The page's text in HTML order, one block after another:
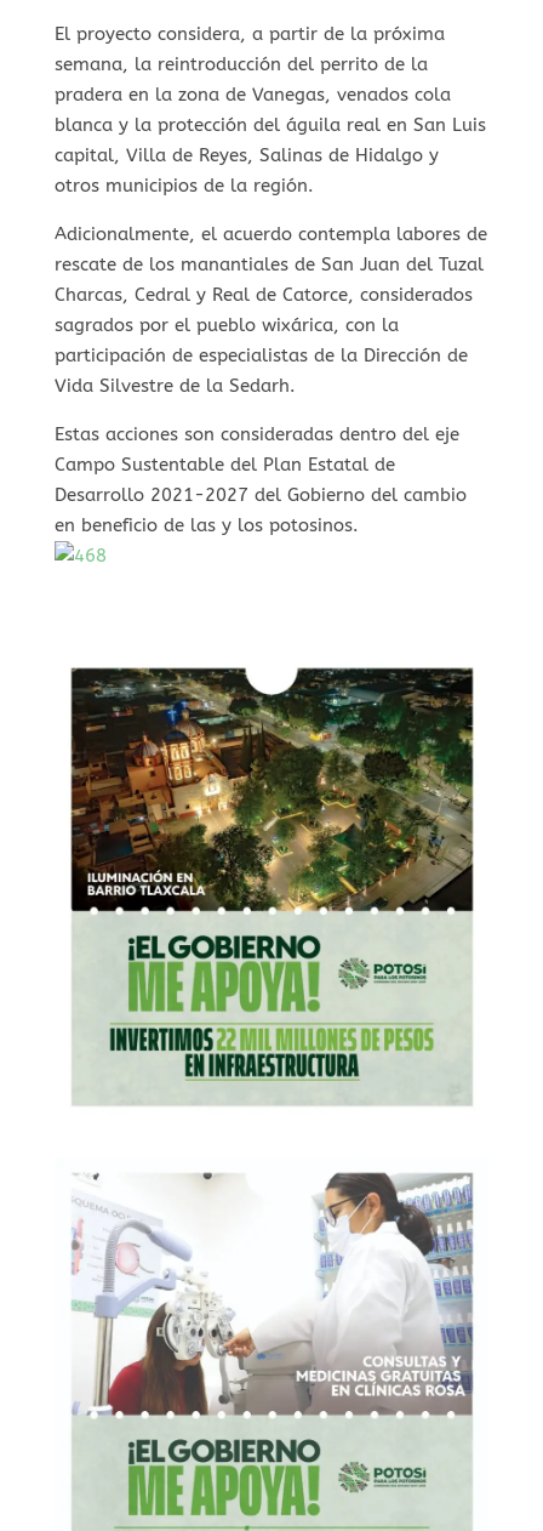
El proyecto considera, a partir de la próxima
semana, la reintroducción del perrito de la
pradera en la zona de Vanegas, venados cola
blanca y la protección del águila real en San Luis
capital, Villa de Reyes, Salinas de Hidalgo y
otros municipios de la región.
Adicionalmente, el acuerdo contempla labores de
rescate de los manantiales de San Juan del Tuzal
Charcas, Cedral y Real de Catorce, considerados
sagrados por el pueblo wixárica, con la
participación de especialistas de la Dirección de
Vida Silvestre de la Sedarh.
Estas acciones son consideradas dentro del eje
Campo Sustentable del Plan Estatal de
Desarrollo 2021-2027 del Gobierno del cambio
en beneficio de las y los potosinos.